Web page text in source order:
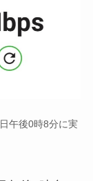
午後0時8分に実